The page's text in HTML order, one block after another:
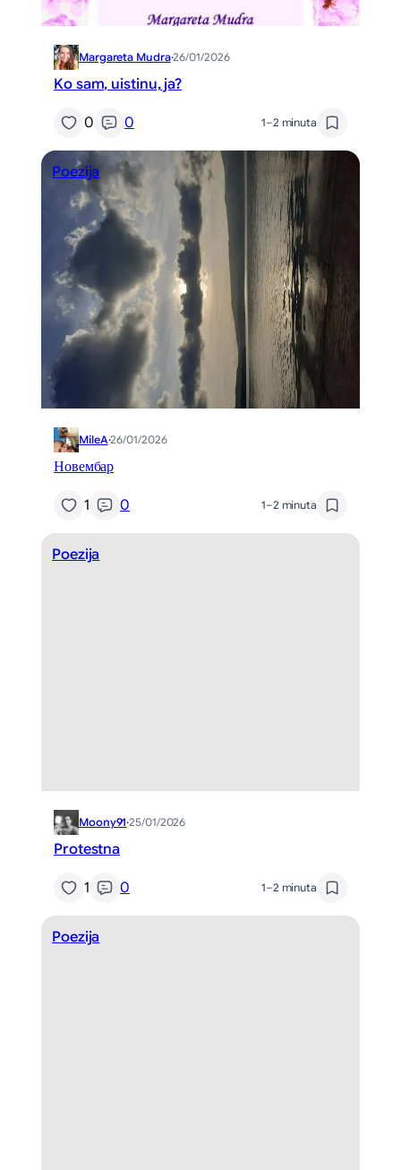
Margareta Mudra·26/01/2026
Ko sam, uistinu, ja?
0 0 1–2 minuta
Poezija
MileA·26/01/2026
Новембар
1 0 1–2 minuta
Poezija
Moony91·25/01/2026
Protestna
1 0 1–2 minuta
Poezija